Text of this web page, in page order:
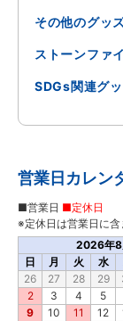
その他のグッ
ストーンファ
SDGs関連グ
営業日カレン
2026年8
日
月 火 水
26
27 28 29
2
3 4 5
9
10 11 12
■営業日 ■定休日
※定休日は営業日に含